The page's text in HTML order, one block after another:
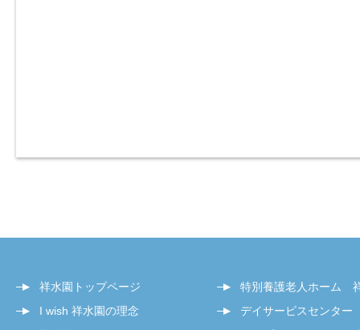
祥水園トップページ
I wish 祥水園の理念
特別養護老人ホーム
デイサービスセンタ